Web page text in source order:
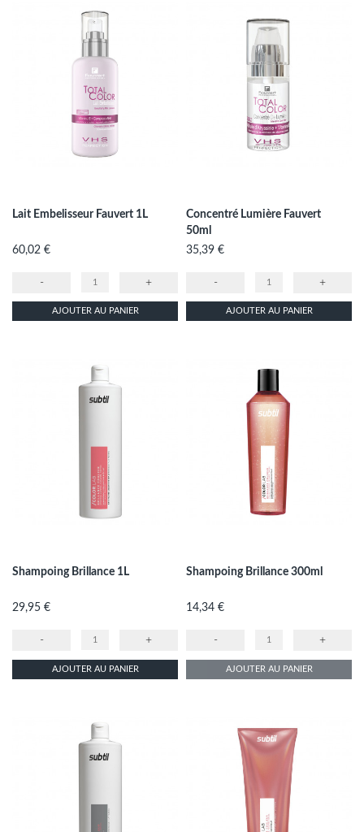
Lait Embelisseur Fauvert 1L
Prix
60,02 €
- +
AJOUTER AU PANIER
Concentré Lumière Fauvert
50ml
Prix
35,39 €
- +
AJOUTER AU PANIER
Shampoing Brillance 1L
Prix
29,95 €
- +
AJOUTER AU PANIER
Shampoing Brillance 300ml
Prix
14,34 €
- +
AJOUTER AU PANIER